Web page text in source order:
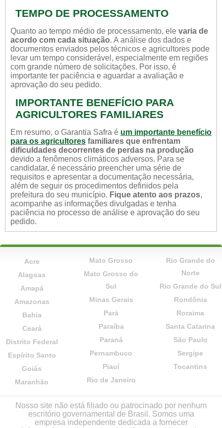
TEMPO DE PROCESSAMENTO
Quanto ao tempo médio de processamento, ele varia de
acordo com cada situação. A análise dos dados e
documentos enviados pelos técnicos e agricultores pode
levar um tempo considerável, especialmente em regiões
com grande número de solicitações. Por isso, é
importante ter paciência e aguardar a avaliação e
aprovação do seu pedido.
IMPORTANTE BENEFÍCIO PARA
AGRICULTORES FAMILIARES
Em resumo, o Garantia Safra é um importante benefício
para os agricultores familiares que enfrentam
dificuldades decorrentes de perdas na produção
devido a fenômenos climáticos adversos. Para se
candidatar, é necessário preencher uma série de
requisitos e apresentar a documentação necessária,
além de seguir os procedimentos definidos pela
prefeitura do seu município. Fique atento aos prazos,
acompanhe as informações divulgadas e tenha
paciência no processo de análise e aprovação do seu
pedido.
Acre
Alagoas
Amapá
Amazonas
Bahia
Ceará
Distrito Federal
Espírito Santo
Goiás
Maranhão
Mato Grosso
Mato Grosso do
Sul
Minas Gerais
Pará
Paraíba
Paraná
Pernambuco
Piauí
Rio de Janeiro
Rio Grande do
Norte
Rio Grande do Sul
Rondônia
Roraima
Santa Catarina
São Paulo
Sergipe
Tocantins
Nosso site não está filiado ou patrocinado por nenhum
escritório governamental de Brasil. Somos uma
empresa independente dedicada a fornecer